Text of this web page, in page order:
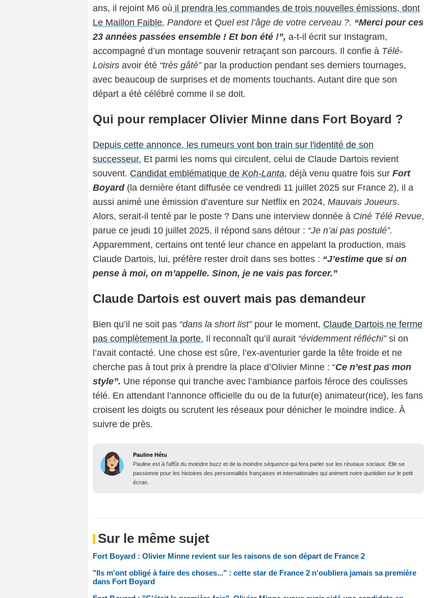
ans, il rejoint M6 où il prendra les commandes de trois nouvelles émissions, dont
Le Maillon Faible, Pandore et Quel est l’âge de votre cerveau ?. “Merci pour ces
23 années passées ensemble ! Et bon été !”, a-t-il écrit sur Instagram,
accompagné d’un montage souvenir retraçant son parcours. Il confie à Télé-
Loisirs avoir été “très gâté” par la production pendant ses derniers tournages,
avec beaucoup de surprises et de moments touchants. Autant dire que son
départ a été célébré comme il se doit.
Qui pour remplacer Olivier Minne dans Fort Boyard ?
Depuis cette annonce, les rumeurs vont bon train sur l'identité de son
successeur. Et parmi les noms qui circulent, celui de Claude Dartois revient
souvent. Candidat emblématique de Koh-Lanta, déjà venu quatre fois sur Fort
Boyard(la dernière étant diffusée ce vendredi 11 juillet 2025 sur France 2), il a
aussi animé une émission d’aventure sur Netflix en 2024, Mauvais Joueurs.
Alors, serait-il tenté par le poste ? Dans une interview donnée à Ciné Télé Revue,
parue ce jeudi 10 juillet 2025, il répond sans détour : “Je n’ai pas postulé”.
Apparemment, certains ont tenté leur chance en appelant la production, mais
Claude Dartois, lui, préfère rester droit dans ses bottes : “J’estime que si on
pense à moi, on m’appelle. Sinon, je ne vais pas forcer.”
Claude Dartois est ouvert mais pas demandeur
Bien qu’il ne soit pas “dans la short list”pour le moment, Claude Dartois ne ferme
pas complètement la porte. Il reconnaît qu’il aurait “évidemment réfléchi”si on
l’avait contacté. Une chose est sûre, l’ex-aventurier garde la tête froide et ne
cherche pas à tout prix à prendre la place d’Olivier Minne : “Ce n’est pas mon
style”. Une réponse qui tranche avec l’ambiance parfois féroce des coulisses
télé. En attendant l’annonce officielle du ou de la futur(e) animateur(rice), les fans
croisent les doigts ou scrutent les réseaux pour dénicher le moindre indice. À
suivre de près.
Pauline Hétu
Pauline est à l'affût du moindre buzz et de la moindre séquence qui fera parler sur les réseaux sociaux. Elle se
passionne pour les histoires des personnalités françaises et internationales qui animent notre quotidien sur le petit
écran.
Sur le même sujet
Fort Boyard : Olivier Minne revient sur les raisons de son départ de France 2
"Ils m'ont obligé à faire des choses..." : cette star de France 2 n'oubliera jamais sa première
dans Fort Boyard